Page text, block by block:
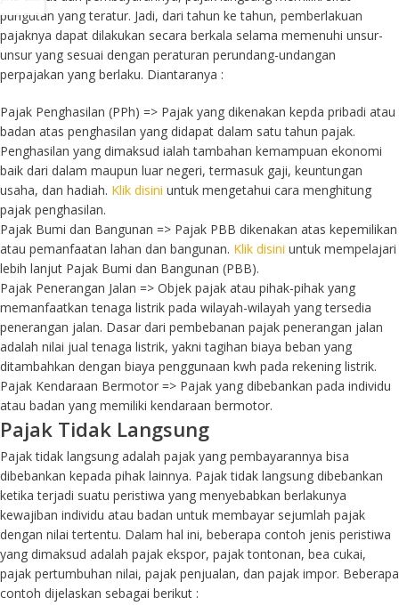
pungutan yang teratur. Jadi, dari tahun ke tahun, pemberlakuan
pajaknya dapat dilakukan secara berkala selama memenuhi unsur-
unsur yang sesuai dengan peraturan perundang-undangan
perpajakan yang berlaku. Diantaranya :
Pajak Penghasilan (PPh) => Pajak yang dikenakan kepda pribadi atau
badan atas penghasilan yang didapat dalam satu tahun pajak.
Penghasilan yang dimaksud ialah tambahan kemampuan ekonomi
baik dari dalam maupun luar negeri, termasuk gaji, keuntungan
usaha, dan hadiah. Klik disini untuk mengetahui cara menghitung
pajak penghasilan.
Pajak Bumi dan Bangunan => Pajak PBB dikenakan atas kepemilikan
atau pemanfaatan lahan dan bangunan. Klik disini untuk mempelajari
lebih lanjut Pajak Bumi dan Bangunan (PBB).
Pajak Penerangan Jalan => Objek pajak atau pihak-pihak yang
memanfaatkan tenaga listrik pada wilayah-wilayah yang tersedia
penerangan jalan. Dasar dari pembebanan pajak penerangan jalan
adalah nilai jual tenaga listrik, yakni tagihan biaya beban yang
ditambahkan dengan biaya penggunaan kwh pada rekening listrik.
Pajak Kendaraan Bermotor => Pajak yang dibebankan pada individu
atau badan yang memiliki kendaraan bermotor.
Pajak Tidak Langsung
Pajak tidak langsung adalah pajak yang pembayarannya bisa
dibebankan kepada pihak lainnya. Pajak tidak langsung dibebankan
ketika terjadi suatu peristiwa yang menyebabkan berlakunya
kewajiban individu atau badan untuk membayar sejumlah pajak
dengan nilai tertentu. Dalam hal ini, beberapa contoh jenis peristiwa
yang dimaksud adalah pajak ekspor, pajak tontonan, bea cukai,
pajak pertumbuhan nilai, pajak penjualan, dan pajak impor. Beberapa
contoh dijelaskan sebagai berikut :